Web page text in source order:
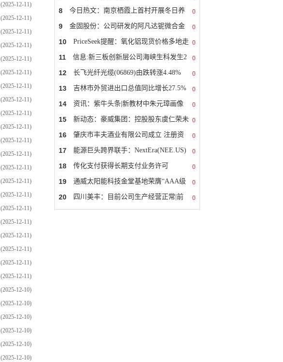
(2025-12-11)
(2025-12-11)
(2025-12-11)
(2025-12-11)
(2025-12-11)
(2025-12-11)
(2025-12-11)
(2025-12-11)
(2025-12-11)
(2025-12-11)
(2025-12-11)
(2025-12-11)
(2025-12-11)
(2025-12-11)
(2025-12-11)
(2025-12-11)
(2025-12-11)
(2025-12-11)
(2025-12-11)
(2025-12-11)
(2025-12-11)
(2025-12-10)
(2025-12-10)
(2025-12-10)
(2025-12-10)
(2025-12-10)
(2025-12-10)
0
8 今日热文：南京栖霞上首村开展冬日养
0
9 金固股份：公司研发的阿凡达铌微合金
0
10
PriceSeek提醒：氧化铝现货价格多地走
低
0
11 信息:新三板创新层公司海峡生科发生2
0
12 长飞光纤光缆(06869)由跌转涨4.48%
0
13 吉林市外贸进出口总值同比增长27.5%
0
14 资讯：紫牛头条|新教材中朱元璋画像
0
15 新动态：豪威集团：控股股东虞仁荣未
0
16 肇庆市丰夫酒业有限公司成立 注册资
0
17 能源巨头跨界联手：NextEra(NEE.US)
0
18 传化支付获得长期支付业务许可
0
19 通威太阳能科技金堂基地荣膺“AAA级
0
20 四川美丰：目前公司生产经营正常|前